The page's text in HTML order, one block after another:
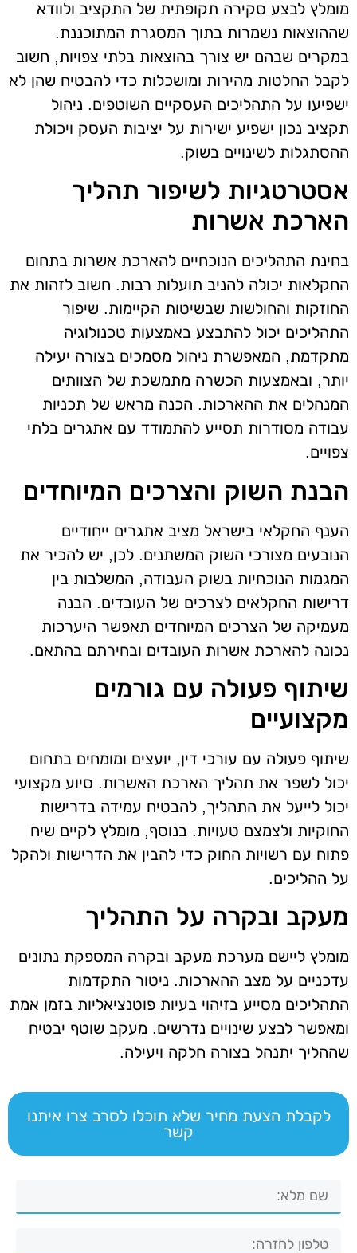
מומלץ לבצע סקירה תקופתית של התקציב ולוודא
שההוצאות נשמרות בתוך המסגרת המתוכננת.
במקרים שבהם יש צורך בהוצאות בלתי צפויות, חשוב
לקבל החלטות מהירות ומושכלות כדי להבטיח שהן לא
ישפיעו על התהליכים העסקיים השוטפים. ניהול
תקציב נכון ישפיע ישירות על יציבות העסק ויכולת
ההסתגלות לשינויים בשוק.
אסטרטגיות לשיפור תהליך
הארכת אשרות
בחינת התהליכים הנוכחיים להארכת אשרות בתחום
החקלאות יכולה להניב תועלות רבות. חשוב לזהות את
החוזקות והחולשות שבשיטות הקיימות. שיפור
התהליכים יכול להתבצע באמצעות טכנולוגיה
מתקדמת, המאפשרת ניהול מסמכים בצורה יעילה
יותר, ובאמצעות הכשרה מתמשכת של הצוותים
המנהלים את ההארכות. הכנה מראש של תכניות
עבודה מסודרות תסייע להתמודד עם אתגרים בלתי
צפויים.
הבנת השוק והצרכים המיוחדים
הענף החקלאי בישראל מציב אתגרים ייחודיים
הנובעים מצורכי השוק המשתנים. לכן, יש להכיר את
המגמות הנוכחיות בשוק העבודה, המשלבות בין
דרישות החקלאים לצרכים של העובדים. הבנה
מעמיקה של הצרכים המיוחדים תאפשר היערכות
נכונה להארכת אשרות העובדים ובחירתם בהתאם.
שיתוף פעולה עם גורמים
מקצועיים
שיתוף פעולה עם עורכי דין, יועצים ומומחים בתחום
יכול לשפר את תהליך הארכת האשרות. סיוע מקצועי
יכול לייעל את התהליך, להבטיח עמידה בדרישות
החוקיות ולצמצם טעויות. בנוסף, מומלץ לקיים שיח
פתוח עם רשויות החוק כדי להבין את הדרישות ולהקל
על ההליכים.
מעקב ובקרה על התהליך
מומלץ ליישם מערכת מעקב ובקרה המספקת נתונים
עדכניים על מצב ההארכות. ניטור התקדמות
התהליכים מסייע בזיהוי בעיות פוטנציאליות בזמן אמת
ומאפשר לבצע שינויים נדרשים. מעקב שוטף יבטיח
שההליך יתנהל בצורה חלקה ויעילה.
לקבלת הצעת מחיר שלא תוכלו לסרב צרו איתנו
קשר